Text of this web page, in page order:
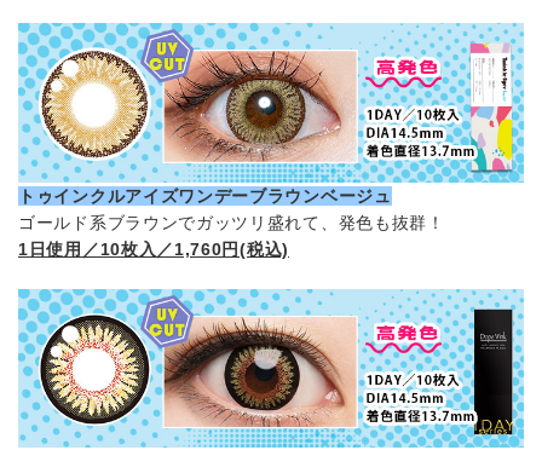
トゥインクルアイズワンデーブラウンベージュ
ゴールド系ブラウンでガッツリ盛れて、発色も抜群！
1日使用／10枚入／1,760円(税込)